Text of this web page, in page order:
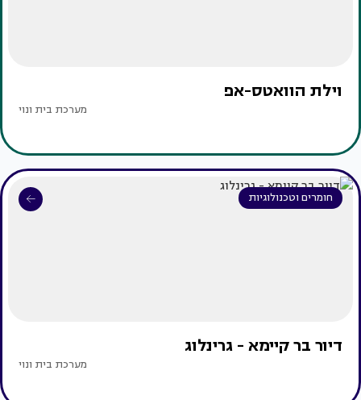
וילת הוואטס-אפ
מערכת בית ונוי
חומרים וטכנולוגיות
דיור בר קיימא - גרינלוג
מערכת בית ונוי